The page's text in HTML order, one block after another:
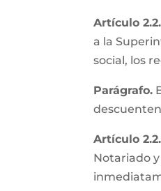
Artículo
a la
social, los
Parágrafo.
Artículo
Notariado